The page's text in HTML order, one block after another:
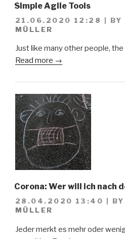
Simple Agile Tools
21.06.2020 12:28 | BY
MÜLLER
Just like many other people,
Read more →
Corona: Wer will ich nach
28.04.2020 13:40 BY
MÜLLER
Jeder merkt es mehr oder